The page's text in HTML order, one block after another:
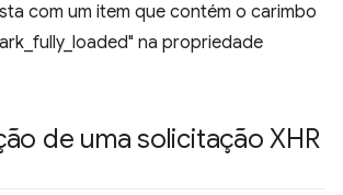
com um item que contém o carimbo
na propriedade
de uma solicitação XHR